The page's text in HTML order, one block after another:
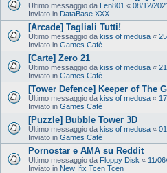
Ultimo messaggio da Len801 « 08/12/
Inviato in DataBase XXX
[Arcade] Tagliali Tutti!
Ultimo messaggio da kiss of medusa «
Inviato in Games Cafè
[Carte] Zero 21
Ultimo messaggio da kiss of medusa «
Inviato in Games Cafè
[Tower Defence] Keeper of The
Ultimo messaggio da kiss of medusa «
Inviato in Games Cafè
[Puzzle] Bubble Tower 3D
Ultimo messaggio da kiss of medusa «
Inviato in Games Cafè
Pornostar e AMA su Reddit
Ultimo messaggio da Floppy Disk « 11/
Inviato in New Ifix Tcen Tcen